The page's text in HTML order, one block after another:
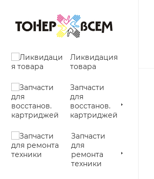
Ликвидация
товара
Запчасти
для
восстанов.
картриджей
Запчасти
для
ремонта
техники